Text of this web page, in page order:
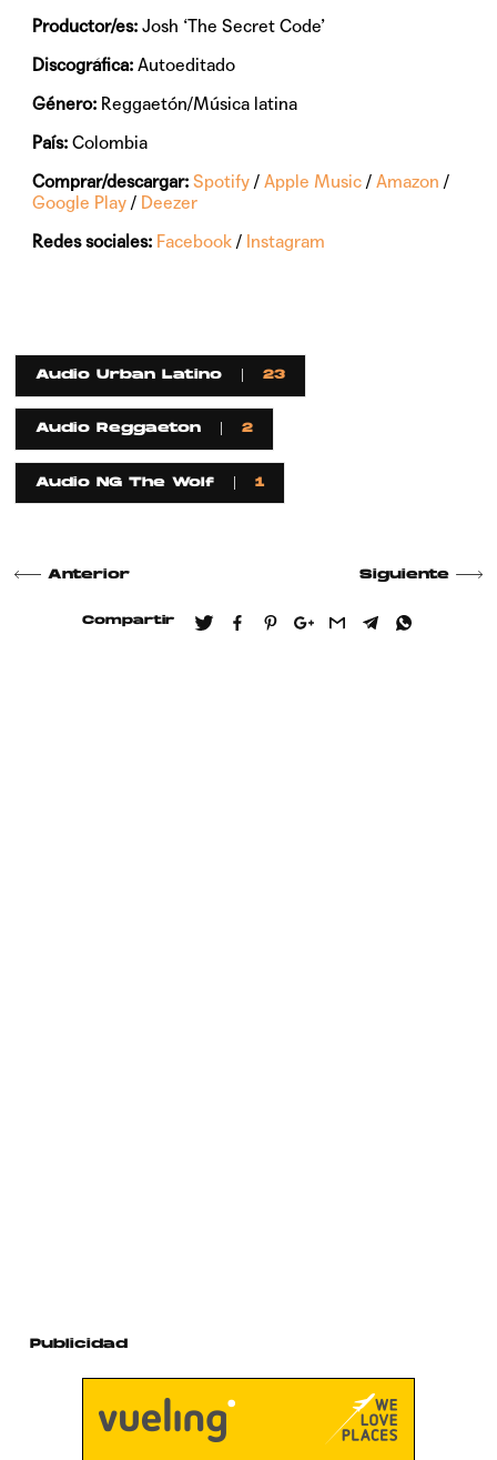
Productor/es: Josh ‘The Secret Code’
Discográfica: Autoeditado
Género: Reggaetón/Música latina
País: Colombia
Comprar/descargar: Spotify /Apple Music /Amazon /
Google Play / Deezer
Redes sociales: Facebook / Instagram
Audio Urban Latino 23
Audio Reggaeton 2
Audio NG The Wolf 1
Anterior Siguiente
Compartir
Publicidad